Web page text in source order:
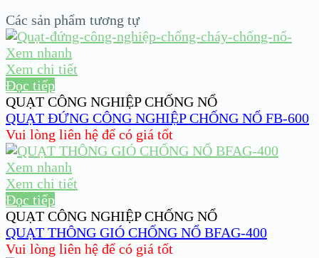
Các sản phẩm tương tự
Xem nhanh
Xem chi tiết
Đọc tiếp
QUẠT CÔNG NGHIỆP CHỐNG NỔ
QUẠT ĐỨNG CÔNG NGHIỆP CHỐNG NỔ FB-600
Vui lòng liên hệ để có giá tốt
Xem nhanh
Xem chi tiết
Đọc tiếp
QUẠT CÔNG NGHIỆP CHỐNG NỔ
QUẠT THÔNG GIÓ CHỐNG NỔ BFAG-400
Vui lòng liên hệ để có giá tốt